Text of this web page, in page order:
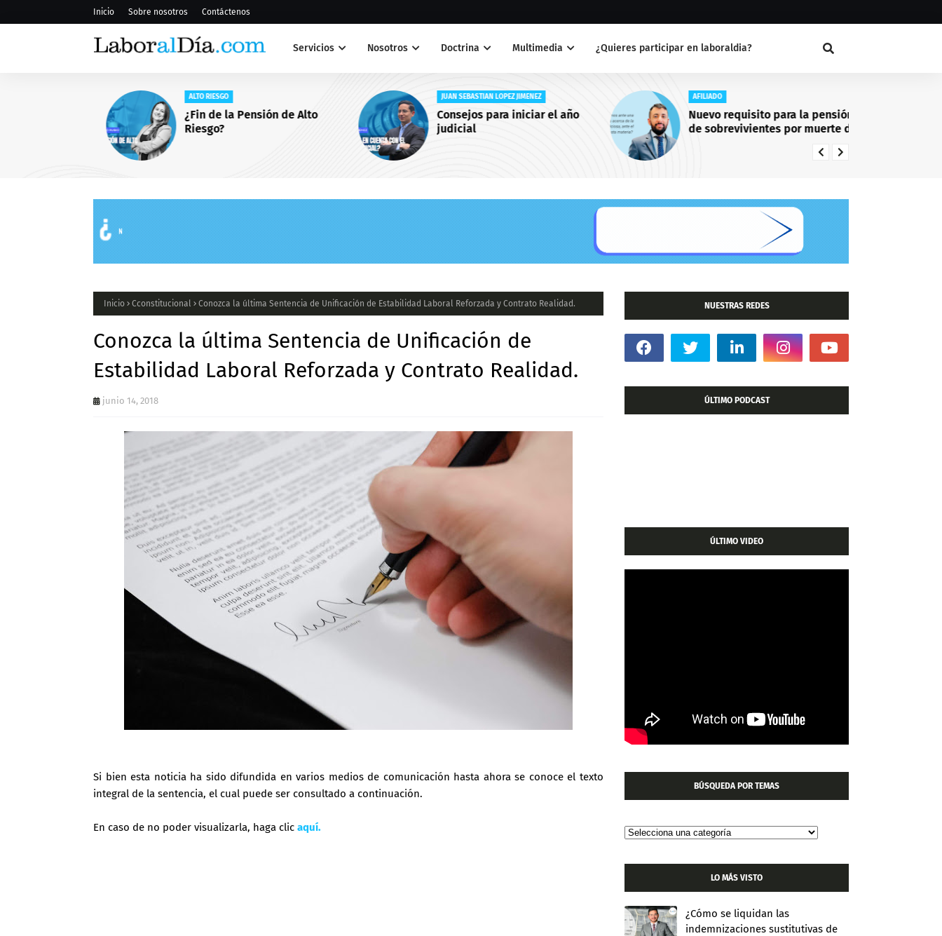
Inicio Sobre nosotros Contáctenos
Servicios Nosotros Doctrina Multimedia ¿Quieres participar en laboraldia?
ALTO RIESGO
¿Fin de la Pensión de Alto
Riesgo?
JUAN SEBASTIAN LOPEZ JIMENEZ
Consejos para iniciar el año
judicial
AFILIADO
Nuevo requisito para la pensión
de sobrevivientes por muerte del
afiliado
Inicio Cconstitucional Conozca la última Sentencia de Unificación de Estabilidad Laboral Reforzada y Contrato Realidad.
Conozca la última Sentencia de Unificación de
Estabilidad Laboral Reforzada y Contrato Realidad.
junio 14, 2018
Si bien esta noticia ha sido difundida en varios medios de comunicación hasta ahora se conoce el texto
integral de la sentencia, el cual puede ser consultado a continuación.
En caso de no poder visualizarla, haga clic aquí.
NUESTRAS REDES
ÚLTIMO PODCAST
ÚLTIMO VIDEO
BÚSQUEDA POR TEMAS
LO MÁS VISTO
¿Cómo se liquidan las
indemnizaciones sustitutivas de